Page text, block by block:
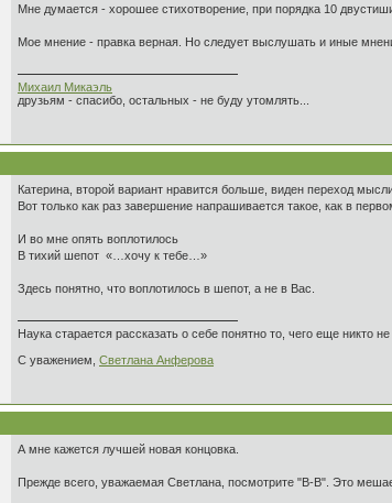
Мне думается - хорошее стихотворение, при порядка 10
Мое мнение - правка верная. Но следует выслушать и иные
Михаил Микаэль
друзьям - спасибо, остальных - не буду утомлять...
Катерина, второй вариант нравится больше, виден переход
Вот только как раз завершение напрашивается такое, как в
И во мне опять воплотилось
В тихий шепот «…хочу к тебе…»
Здесь понятно, что воплотилось в шепот, а не в Вас.
Наука старается рассказать о себе понятно то, чего еще никто
С уважением, Светлана Анферова
А мне кажется лучшей новая концовка.
Прежде всего, уважаемая Светлана, посмотрите "В-В". Это